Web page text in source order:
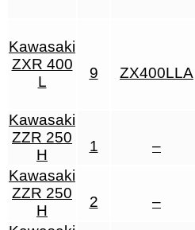
Kawasaki
ZXR 400
L
9 ZX400LLA
Kawasaki
ZZR 250
H
1 –
Kawasaki
ZZR 250
H
2 –